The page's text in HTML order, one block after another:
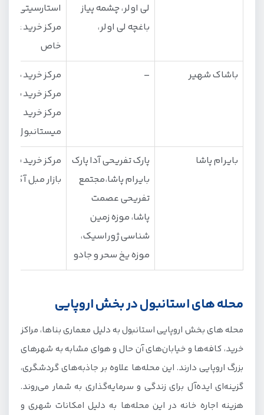
لی اولر، چشمه پیاز
باغچه لی اولر،
استارسیتی
مرکز خرید غدیر
خاص
باشاک شهیر
–
مرکز خرید
مرکز خرید
مرکز خرید
میستانبول
بایرام پاشا
پارک تفریحی آدا پارک
بایرام پاشا،مجتمع
تفریحی عصمت
پاشا، موزه زمین
شناسی ژوراسیک،
موزه یخ سحر و جادو
مرکز خرید
بازار مبل
محله های استانبول در بخش اروپایی
محله های بخش اروپایی استانبول به دلیل معماری بناها، مراکز
خرید، کافه‌ها و خیابان‌های آن حال و هوای مشابه به شهرهای
بزرگ اروپایی دارند. این محله‌ها علاوه بر جاذبه‌های گردشگری،
گزینه‌ای ایده‌آل برای زندگی و سرمایه‌گذاری به شمار می‌روند.
هزینه اجاره خانه در این محله‌ها به دلیل امکانات شهری و